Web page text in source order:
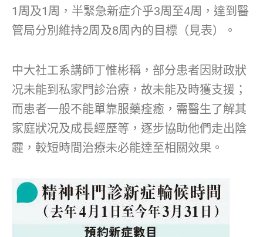
1周及1周，半緊急新症介乎3周至4周，達到醫
管局分別維持2周及8周內的目標（見表）。
中大社工系講師丁惟彬稱，部分患者因財政狀
况未能到私家門診治療，故未能及時獲支援；
而患者一般不能單靠服藥痊癒，需醫生了解其
家庭狀况及成長經歷等，逐步協助他們走出陰
霾，較短時間治療未必能達至相關效果。